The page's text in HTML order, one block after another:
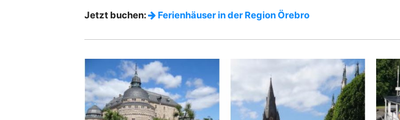
Jetzt buchen: Ferienhäuser in der Region Örebro